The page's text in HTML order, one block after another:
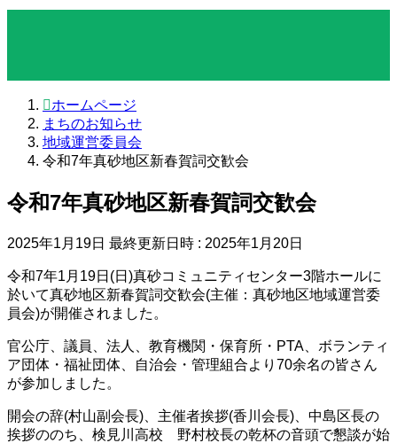
ホームページ
まちのお知らせ
地域運営委員会
令和7年真砂地区新春賀詞交歓会
令和7年真砂地区新春賀詞交歓会
2025年1月19日 最終更新日時 : 2025年1月20日
令和7年1月19日(日)真砂コミュニティセンター3階ホールに
於いて真砂地区新春賀詞交歓会(主催：真砂地区地域運営委
員会)が開催されました。
官公庁、議員、法人、教育機関・保育所・PTA、ボランティ
ア団体・福祉団体、自治会・管理組合より70余名の皆さん
が参加しました。
開会の辞(村山副会長)、主催者挨拶(香川会長)、中島区長の
挨拶ののち、検見川高校 野村校長の乾杯の音頭で懇談が始